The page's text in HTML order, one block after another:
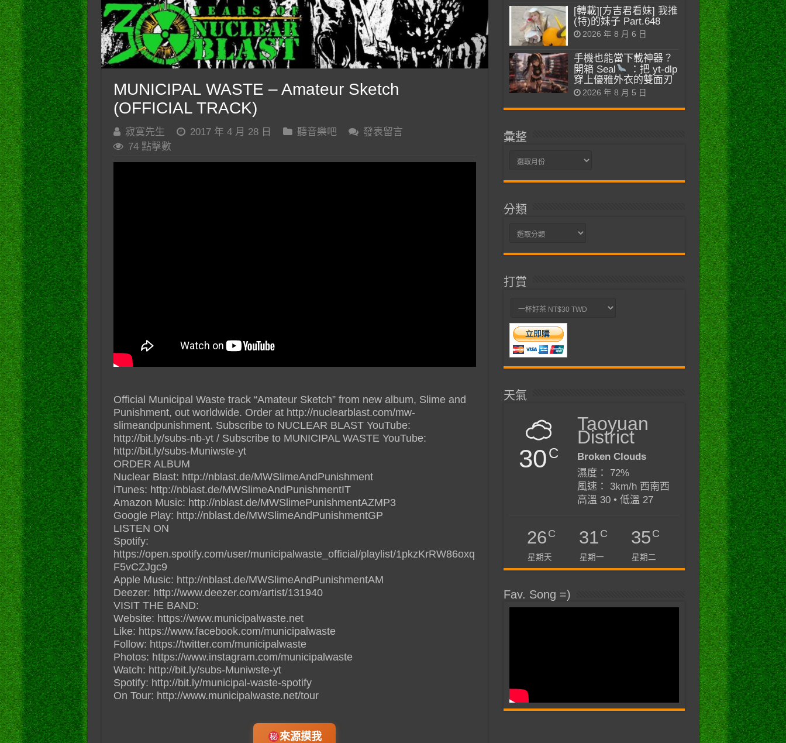
MUNICIPAL WASTE – Amateur Sketch
(OFFICIAL TRACK)
寂寞先生 2017 年 4 月 28 日 聽音樂吧
發表留言
74 點擊數
Official Municipal Waste track “Amateur Sketch” from new album, Slime and
Punishment, out worldwide. Order at http://nuclearblast.com/mw-
slimeandpunishment. Subscribe to NUCLEAR BLAST YouTube:
http://bit.ly/subs-nb-yt / Subscribe to MUNICIPAL WASTE YouTube:
http://bit.ly/subs-Muniwste-yt
ORDER ALBUM
Nuclear Blast: http://nblast.de/MWSlimeAndPunishment
iTunes: http://nblast.de/MWSlimeAndPunishmentIT
Amazon Music: http://nblast.de/MWSlimePunishmentAZMP3
Google Play: http://nblast.de/MWSlimeAndPunishmentGP
LISTEN ON
Spotify:
https://open.spotify.com/user/municipalwaste_official/playlist/1pkzKrRW86oxq
F5vCZJgc9
Apple Music: http://nblast.de/MWSlimeAndPunishmentAM
Deezer: http://www.deezer.com/artist/131940
VISIT THE BAND:
Website: https://www.municipalwaste.net
Like: https://www.facebook.com/municipalwaste
Follow: https://twitter.com/municipalwaste
Photos: https://www.instagram.com/municipalwaste
Watch: http://bit.ly/subs-Muniwste-yt
Spotify: http://bit.ly/municipal-waste-spotify
On Tour: http://www.municipalwaste.net/tour
來源摸我
[轉載][方吉君看妹] 我推
(特)的妹子 Part.648
2026 年 8 月 6 日
手機也能當下載神器？
開箱 Seal
：把 yt-dlp
穿上優雅外衣的雙面刃
2026 年 8 月 5 日
彙整
彙
分類
分
打賞
天氣
30C
Taoyuan
District
Broken Clouds
濕度： 72%
風速： 3km/h 西南西
高溫 30 • 低溫 27
26C
星期天
31C
星期一
35C
星期二
Fav. Song =)